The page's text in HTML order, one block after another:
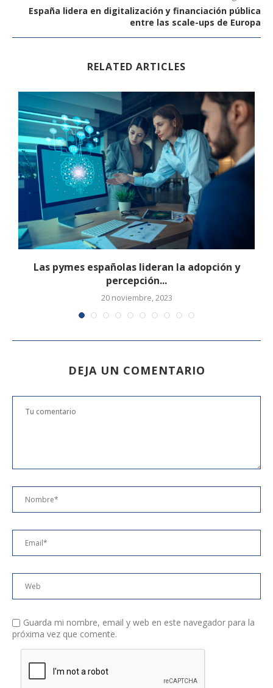
España lidera en digitalización y financiación pública
entre las scale-ups de Europa
RELATED ARTICLES
Las pymes españolas lideran la adopción y
percepción...
20 noviembre, 2023
DEJA UN COMENTARIO
Guarda mi nombre, email y web en este navegador para la
próxima vez que comente.